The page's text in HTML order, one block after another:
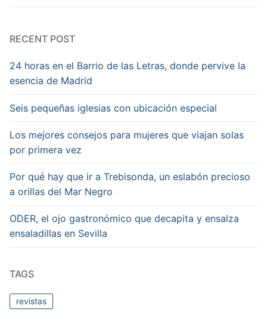
RECENT POST
24 horas en el Barrio de las Letras, donde pervive la
esencia de Madrid
Seis pequeñas iglesias con ubicación especial
Los mejores consejos para mujeres que viajan solas
por primera vez
Por qué hay que ir a Trebisonda, un eslabón precioso
a orillas del Mar Negro
ODER, el ojo gastronómico que decapita y ensalza
ensaladillas en Sevilla
TAGS
revistas